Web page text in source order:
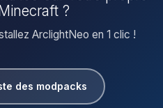
?
ArclightNeo en 1 clic !
des modpacks